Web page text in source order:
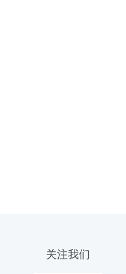
关注我们